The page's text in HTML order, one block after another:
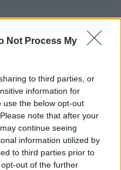
Not Process My
to third parties, or
information for
use the below opt-out
note that after your
continue seeing
information utilized by
to third parties prior to
out of the further
αλκοόλ σε ανηλίκους
έλεγχοι και βεβαιώθηκαν
αστυνομία τον Ιούλιο